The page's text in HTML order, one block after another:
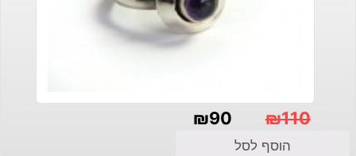
₪110
₪90
הוסף לסל